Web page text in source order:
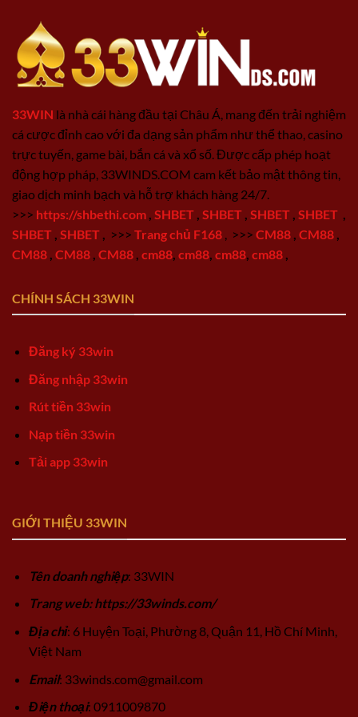
33WIN là nhà cái hàng đầu tại Châu Á, mang đến trải nghiệm
cá cược đỉnh cao với đa dạng sản phẩm như thể thao, casino
trực tuyến, game bài, bắn cá và xổ số. Được cấp phép hoạt
động hợp pháp, 33WINDS.COM cam kết bảo mật thông tin,
giao dịch minh bạch và hỗ trợ khách hàng 24/7.
>>> https://shbethi.com SHBET SHBET SHBET SHBET
SHBET SHBET >>> Trang chủ F168 >>> CM88 CM88
CM88 CM88 CM88 cm88 cm88 cm88 cm88
CHÍNH SÁCH 33WIN
Đăng ký 33win
Đăng nhập 33win
Rút tiền 33win
Nạp tiền 33win
Tải app 33win
GIỚI THIỆU 33WIN
Tên doanh nghiệp: 33WIN
Trang web: https://33winds.com/
Địa chỉ: 6 Huyện Toại, Phường 8, Quận 11, Hồ Chí Minh,
Việt Nam
Email: 33winds.com@gmail.com
Điện thoại: 0911009870